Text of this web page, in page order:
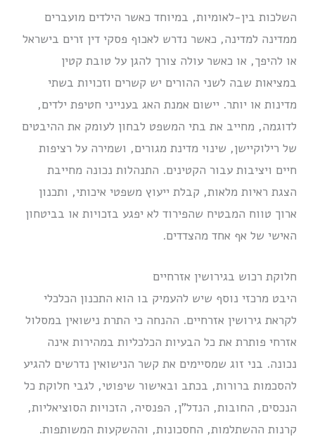
השלכות בין-לאומיות, במיוחד כאשר הילדים מועברים
ממדינה למדינה, כאשר נדרש לאכוף פסקי דין זרים בישראל
או להיפך, או כאשר עולה צורך להגן על טובת קטין
במציאות שבה לשני ההורים יש קשרים וזכויות בשתי
מדינות או יותר. יישום אמנת האג בענייני חטיפת ילדים,
לדוגמה, מחייב את בתי המשפט לבחון לעומק את ההיבטים
של רילוקיישן, שינוי מדינת מגורים, ושמירה על רציפות
חיים ויציבות עבור הקטינים. התנהלות נכונה מחייבת
הצגת ראיות מלאות, קבלת ייעוץ משפטי איכותי, ותכנון
ארוך טווח המבטיח שהפירוד לא יפגע בזכויות או בביטחון
האישי של אף אחד מהצדדים.
חלוקת רכוש בגירושין אזרחיים
היבט מרכזי נוסף שיש להעמיק בו הוא התכנון הכלכלי
לקראת גירושין אזרחיים. ההנחה כי התרת נישואין במסלול
אזרחי פותרת את כל הבעיות הכלכליות במהירות אינה
נכונה. בני זוג שמסיימים את קשר הנישואין נדרשים להגיע
להסכמות ברורות, בכתב ובאישור שיפוטי, לגבי חלוקת כל
הנכסים, החובות, הנדל”ן, הפנסיה, הזכויות הסוציאליות,
קרנות ההשתלמות, החסכונות, וההשקעות המשותפות.